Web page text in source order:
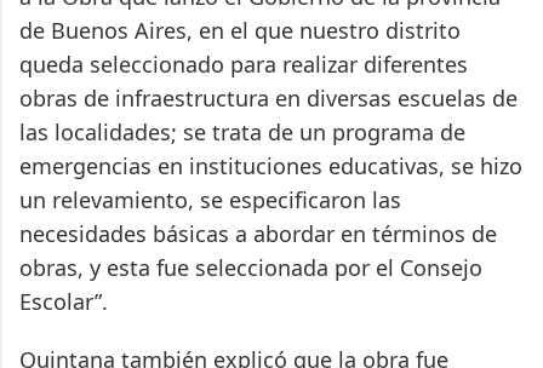
de Buenos Aires, en el que nuestro distrito
queda seleccionado para realizar diferentes
obras de infraestructura en diversas escuelas de
las localidades; se trata de un programa de
emergencias en instituciones educativas, se hizo
un relevamiento, se especificaron las
necesidades básicas a abordar en términos de
obras, y esta fue seleccionada por el Consejo
Escolar”.
Quintana también explicó que la obra fue